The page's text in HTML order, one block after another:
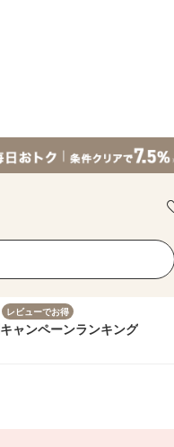
レビューでお得
キャンペーンランキング